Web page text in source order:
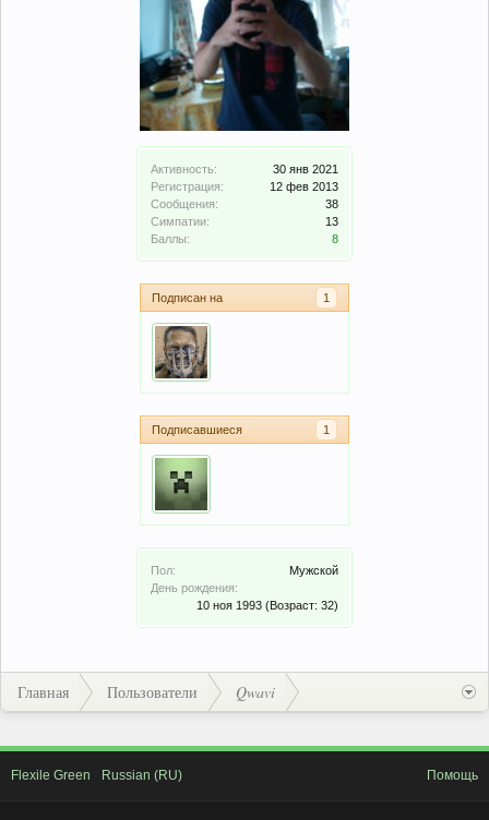
Активность:
30 янв 2021
Регистрация:
12 фев 2013
Сообщения:
38
Симпатии:
13
Баллы:
8
Подписан на 1
Подписавшиеся 1
Пол:
Мужской
День рождения:
10 ноя 1993 (Возраст: 32)
Главная Пользователи Qwavi
Flexile Green Russian (RU) Помощь